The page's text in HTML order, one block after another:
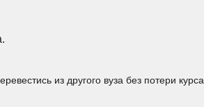
из другого вуза без потери курса